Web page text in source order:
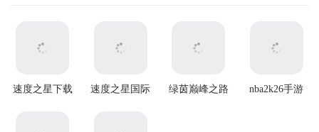
速度之星下载
速度之星国际
绿茵巅峰之路
nba2k26手游